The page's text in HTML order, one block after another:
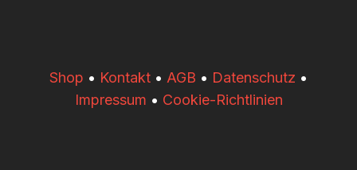
​​Shop • Kontakt • AGB • Datenschutz •
Impressum • Cookie-Richtlinien